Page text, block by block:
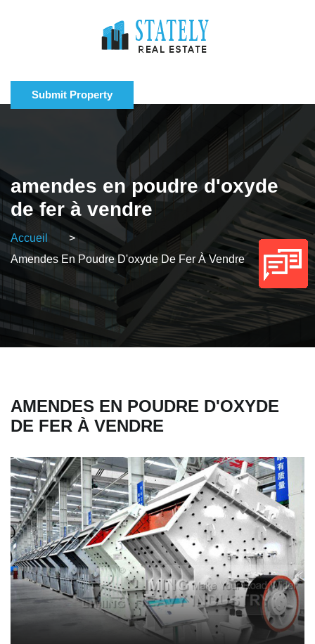
Submit Property
amendes en poudre d'oxyde
de fer à vendre
Accueil
>
Amendes En Poudre D'oxyde De Fer À Vendre
AMENDES EN POUDRE D'OXYDE
DE FER À VENDRE